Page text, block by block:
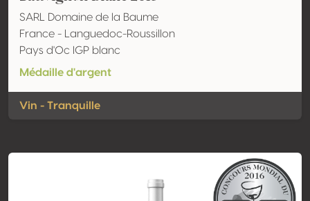
SARL Domaine de la Baume
France - Languedoc-Roussillon
Pays d'Oc IGP blanc
Médaille d'argent
Vin - Tranquille